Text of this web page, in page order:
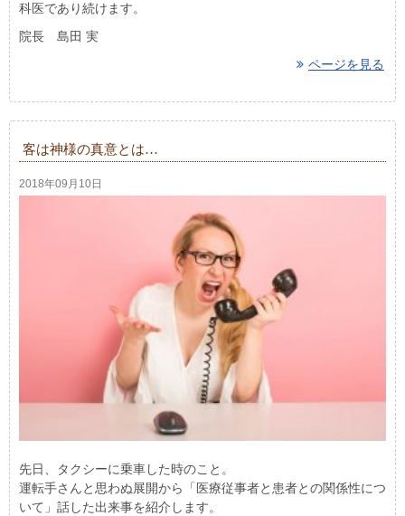
科医であり続けます。
院長 島田 実
ページを見る
客は神様の真意とは…
2018年09月10日
先日、タクシーに乗車した時のこと。
運転手さんと思わぬ展開から「医療従事者と患者との関係性につ
いて」話した出来事を紹介します。